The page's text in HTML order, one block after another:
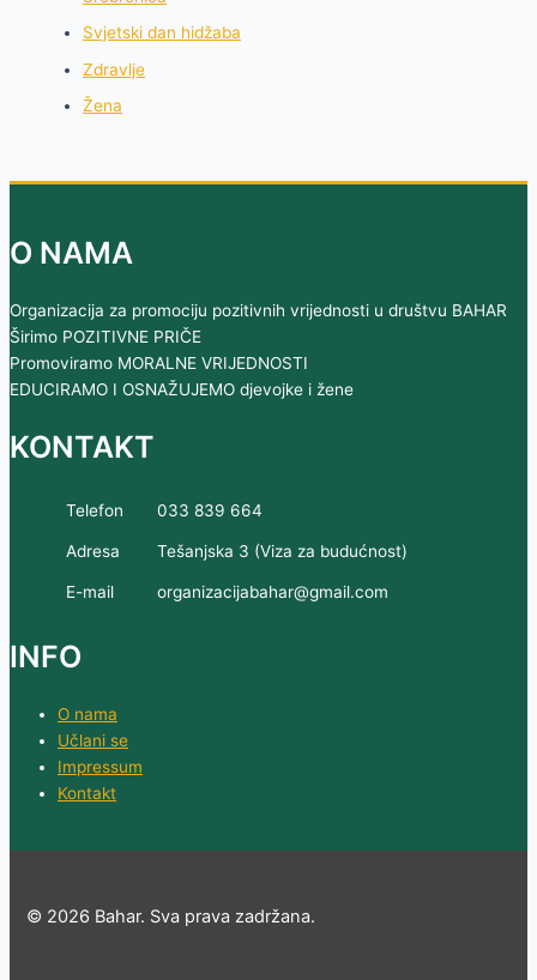
Svjetski dan hidžaba
Zdravlje
Žena
O NAMA
Organizacija za promociju pozitivnih vrijednosti u društvu BAHAR
Širimo POZITIVNE PRIČE
Promoviramo MORALNE VRIJEDNOSTI
EDUCIRAMO I OSNAŽUJEMO djevojke i žene
KONTAKT
Telefon 033 839 664
Adresa Tešanjska 3 (Viza za budućnost)
E-mail organizacijabahar@gmail.com
INFO
O nama
Učlani se
Impressum
Kontakt
© 2026 Bahar. Sva prava zadržana.